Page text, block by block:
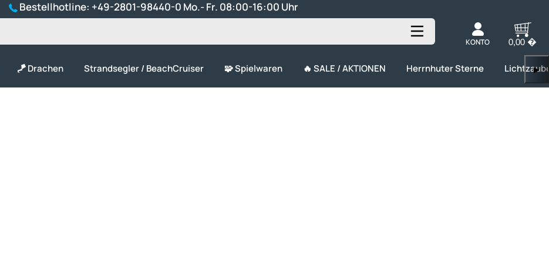
Bestellhotline: +49-2801-98440-0 Mo.- Fr. 08:00-16:00 Uhr
KONTO 0,00 �
🪁 Drachen Strandsegler / BeachCruiser 🧩 Spielwaren 🔥 SALE / AKTIONEN Herrnhuter Sterne ▶